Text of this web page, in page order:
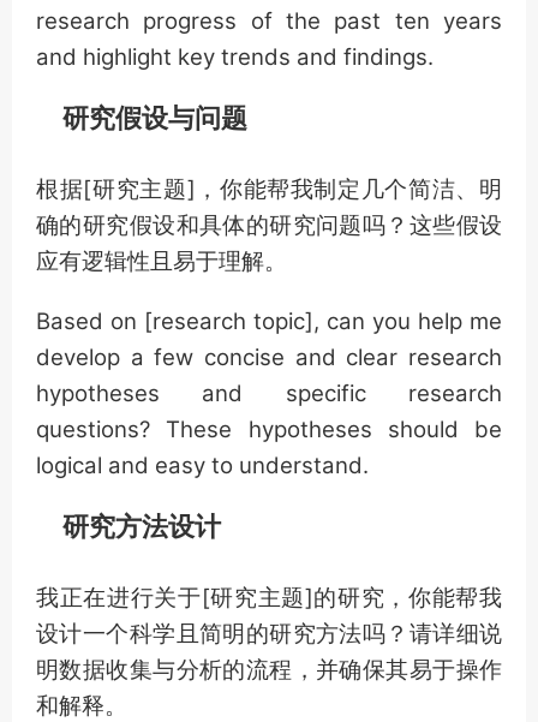
research progress of the past ten years
and highlight key trends and findings.
研究假设与问题
根据[研究主题]，你能帮我制定几个简洁、明
确的研究假设和具体的研究问题吗？这些假设
应有逻辑性且易于理解。
Based on [research topic], can you help me
develop a few concise and clear research
hypotheses and specific research
questions? These hypotheses should be
logical and easy to understand.
研究方法设计
我正在进行关于[研究主题]的研究，你能帮我
设计一个科学且简明的研究方法吗？请详细说
明数据收集与分析的流程，并确保其易于操作
和解释。